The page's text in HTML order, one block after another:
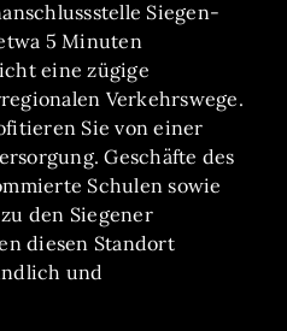
Siegen-
5 Minuten
eine zügige
Verkehrswege.
Sie von einer
Geschäfte des
Schulen sowie
den Siegener
diesen Standort
und